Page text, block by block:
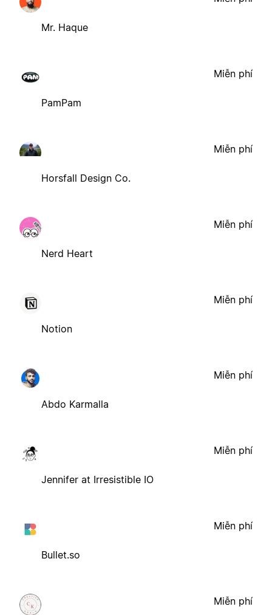
Mr. Haque
PamPam
Miễn phí
Horsfall Design Co.
Miễn phí
Nerd Heart
Miễn phí
Notion
Miễn phí
Abdo Karmalla
Miễn phí
Jennifer at Irresistible IO
Miễn phí
Bullet.so
Miễn phí
Miễn phí